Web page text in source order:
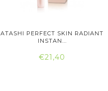
ATASHI PERFECT SKIN RADIANT
INSTAN...
€21,40